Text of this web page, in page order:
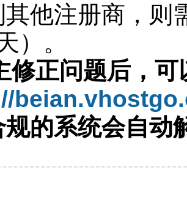
他注册商，则
）。
修正问题后，可
的系统会自动